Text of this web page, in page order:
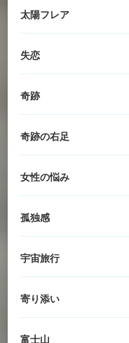
太陽フレア
失恋
奇跡
奇跡の右足
女性の悩み
孤独感
宇宙旅行
寄り添い
富士山